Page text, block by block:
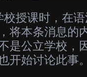
授课时，在
将本条消息的
是公立学校，
开始讨论此事